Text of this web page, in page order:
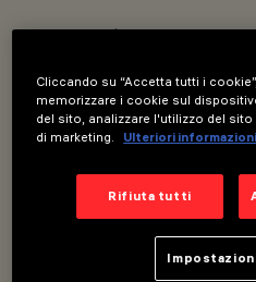
Overview
Un innovativo sistema
cambio di rifrattori ed
sicurezza sul posto.
Installabili
uno esterno nello stesso
Installazione a binario
Cliccando su “Accetta tutti i
memorizzare i cookie sul
del sito, analizzare l'utilizzo del
di marketing.
Ulteriori informazioni
Rifiuta tutti